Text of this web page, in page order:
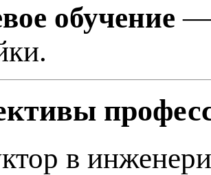
обучение —
в